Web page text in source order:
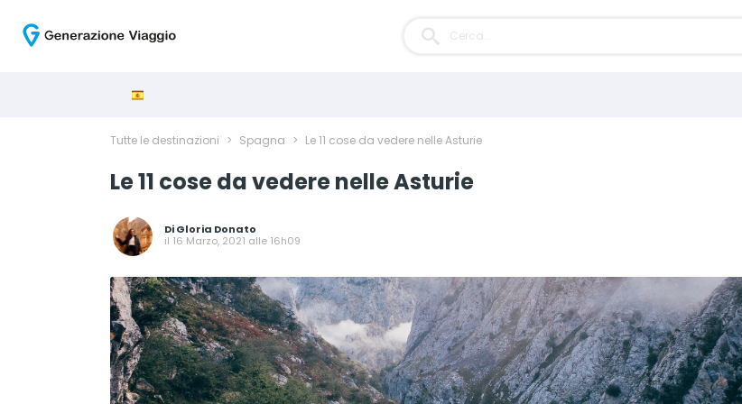
Tutte le destinazioni > Spagna > Le 11 cose da vedere nelle Asturie
Le 11 cose da vedere nelle Asturie
DiGloria Donato
il 16 Marzo, 2021 alle 16h09